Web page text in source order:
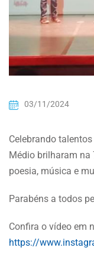
03/11/2024
Celebrando
Médio brilharam na
poesia, música e
Parabéns a todos
Confira o vídeo em
https://